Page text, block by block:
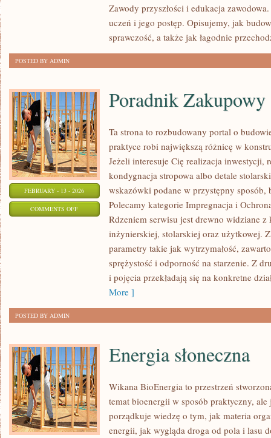
PSYCHICZNE
Zawody przyszłości i edukacja
uczeń i jego postęp. Opisujemy, jak
sprawczość, a także jak łagodnie
POSTED BY ADMIN
FEBRUARY - 13 - 2026
COMMENTS OFFON
ZAKUPOWY
Poradnik Zakupowy
Ta strona to rozbudowany portal o
praktyce robi największą różnicę w
Jeżeli interesuje Cię realizacja inwestycji,
kondygnacja stropowa albo detale
wskazówki podane w przystępny
Polecamy kategorie Impregnacja i
Rdzeniem serwisu jest drewno widziane
inżynierskiej, stolarskiej oraz użytkowej.
parametry takie jak wytrzymałość,
sprężystość i odporność na starzenie. Z
i pojęcia przekładają się na konkretne
More ]
POSTED BY ADMIN
Energia słoneczna
Wikana BioEnergia to przestrzeń
temat bioenergii w sposób praktyczny,
porządkuje wiedzę o tym, jak materia
energii, jak wygląda droga od pola i lasu